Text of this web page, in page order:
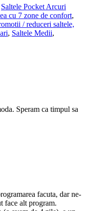
Saltele Pocket Arcuri
cu 7 zone de confort,
/ reduceri saltele,
, Saltele Medii,
Speram ca timpul sa
facuta, dar ne-
face alt program.